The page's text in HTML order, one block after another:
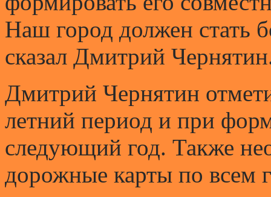
Наш город должен стать
сказал Дмитрий
Дмитрий Чернятин
летний период и при
следующий год. Также
дорожные карты по всем